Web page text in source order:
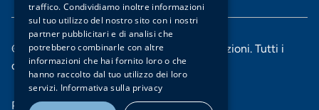
© 2025 Banca di Piacenza soc. coop. per azioni. Tutti i
diritti riservati.
Privacy e Cookie policy
traffico. Condividiamo inoltre informazioni
sul tuo utilizzo del nostro sito con i nostri
partner pubblicitari e di analisi che
potrebbero combinarle con altre
informazioni che hai fornito loro o che
hanno raccolto dal tuo utilizzo dei loro
servizi. Informativa sulla privacy